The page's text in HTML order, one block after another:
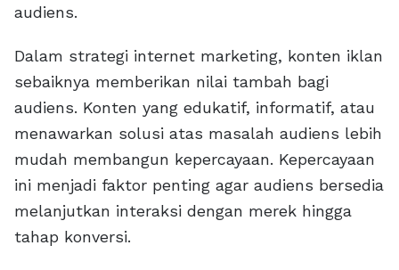
audiens.
Dalam strategi internet marketing, konten iklan
sebaiknya memberikan nilai tambah bagi
audiens. Konten yang edukatif, informatif, atau
menawarkan solusi atas masalah audiens lebih
mudah membangun kepercayaan. Kepercayaan
ini menjadi faktor penting agar audiens bersedia
melanjutkan interaksi dengan merek hingga
tahap konversi.